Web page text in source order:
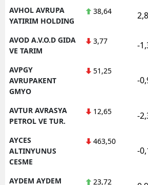
AVHOL AVRUPA
YATIRIM HOLDING
38,64
AVOD A.V.O.D GIDA
VE TARIM
3,77 -
AVPGY
AVRUPAKENT
GMYO
51,25
-
AVTUR AVRASYA
PETROL VE TUR.
12,65 -
AYCES
ALTINYUNUS
CESME
463,50
-
AYDEM AYDEM 23,72